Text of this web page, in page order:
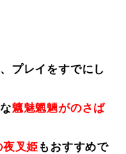
プレイをすでにし
魑魅魍魎がのさば
夜叉姫 もおすすめで